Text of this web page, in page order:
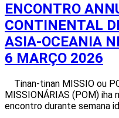
ENCONTRO
CONTINENTAL
ASIA-OCEANIA
6 MARÇO 2026
Tinan-tinan MISSIO ou
MISSIONÁRIAS (POM)
encontro durante semana